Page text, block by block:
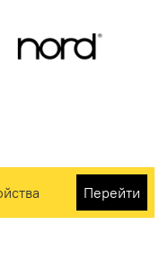
Перейти